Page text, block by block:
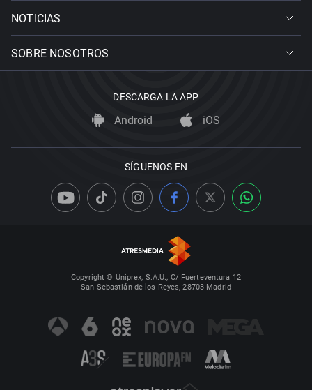
NOTICIAS
SOBRE NOSOTROS
DESCARGA LA APP
Android iOS
SÍGUENOS EN
Copyright © Uniprex, S.A.U., C/ Fuerteventura 12
San Sebastián de los Reyes, 28703 Madrid